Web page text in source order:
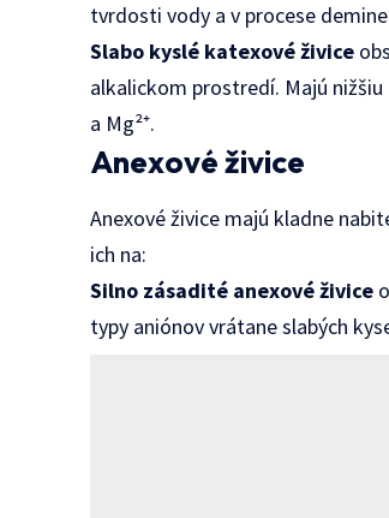
tvrdosti vody a v procese
Slabo kyslé katexové živice
alkalickom prostredí. Majú
a Mg²⁺.
Anexové živice
Anexové živice majú kladne
ich na:
Silno zásadité anexové živice
typy aniónov vrátane slabých